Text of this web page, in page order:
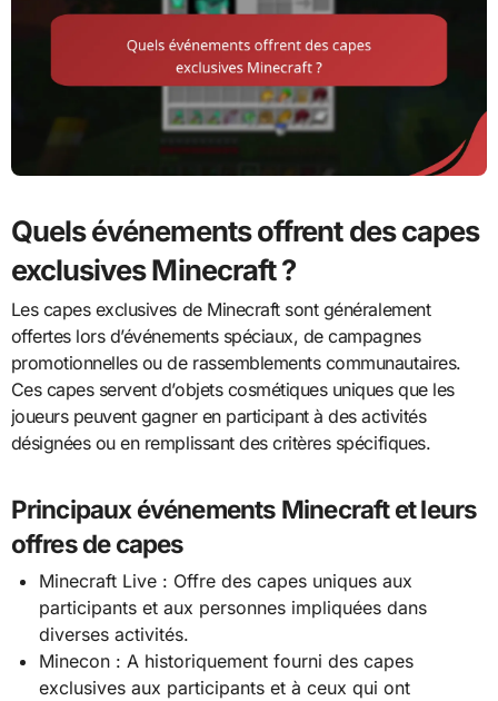
Quels événements offrent des capes
exclusives Minecraft ?
Les capes exclusives de Minecraft sont généralement
offertes lors d’événements spéciaux, de campagnes
promotionnelles ou de rassemblements communautaires.
Ces capes servent d’objets cosmétiques uniques que les
joueurs peuvent gagner en participant à des activités
désignées ou en remplissant des critères spécifiques.
Principaux événements Minecraft et leurs
offres de capes
Minecraft Live : Offre des capes uniques aux
participants et aux personnes impliquées dans
diverses activités.
Minecon : A historiquement fourni des capes
exclusives aux participants et à ceux qui ont